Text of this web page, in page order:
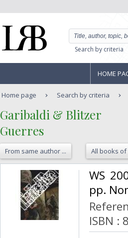
Search by criteria
HOME
Home page Search by criteria
‎Garibaldi & Blitzer‎
‎Guerres‎
From same author ... All books
‎WS
pp.
ISBN :